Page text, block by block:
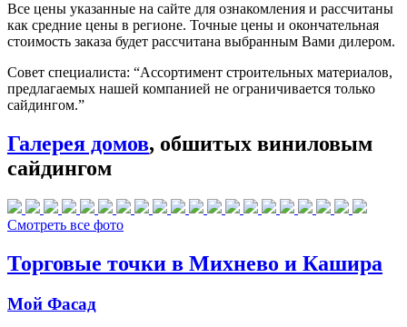
Все цены указанные на сайте для ознакомления и рассчитаны
как средние цены в регионе. Точные цены и окончательная
стоимость заказа будет рассчитана выбранным Вами дилером.
Совет специалиста: “Ассортимент строительных материалов,
предлагаемых нашей компанией не ограничивается только
сайдингом.”
Галерея домов, обшитых виниловым
сайдингом
Смотреть все фото
Торговые точки в Михнево и Кашира
Мой Фасад